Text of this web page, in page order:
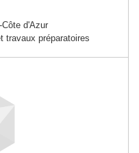
d'Azur
travaux préparatoires